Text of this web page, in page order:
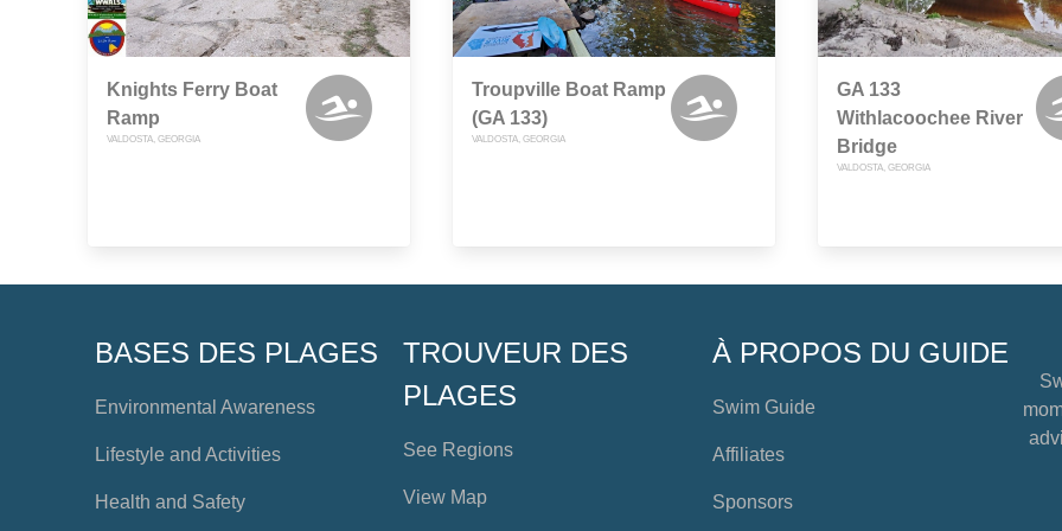
Knights Ferry Boat
Ramp
VALDOSTA, GEORGIA
Troupville Boat Ramp
(GA 133)
VALDOSTA, GEORGIA
GA 133
Withlacoochee River
Bridge
VALDOSTA, GEORGIA
BASES DES PLAGES
Environmental Awareness
Lifestyle and Activities
Health and Safety
TROUVEUR DES
PLAGES
See Regions
View Map
À PROPOS DU GUIDE
Swim Guide
Affiliates
Sponsors